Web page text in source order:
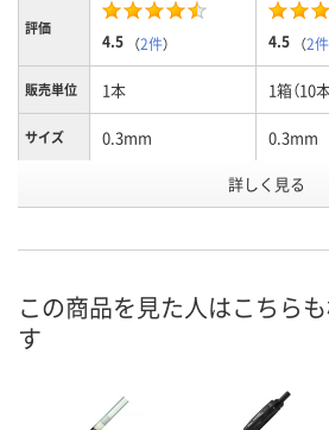
評価
4.5 （2件） 4.5 （2件
販売単位 1本 1箱（10
サイズ 0.3mm 0.3mm
赤
号
詳しく見る
この商品を見た人はこちら
す